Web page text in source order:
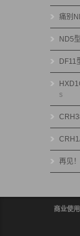
痛别
ND5
DF11
s
再见
商业使